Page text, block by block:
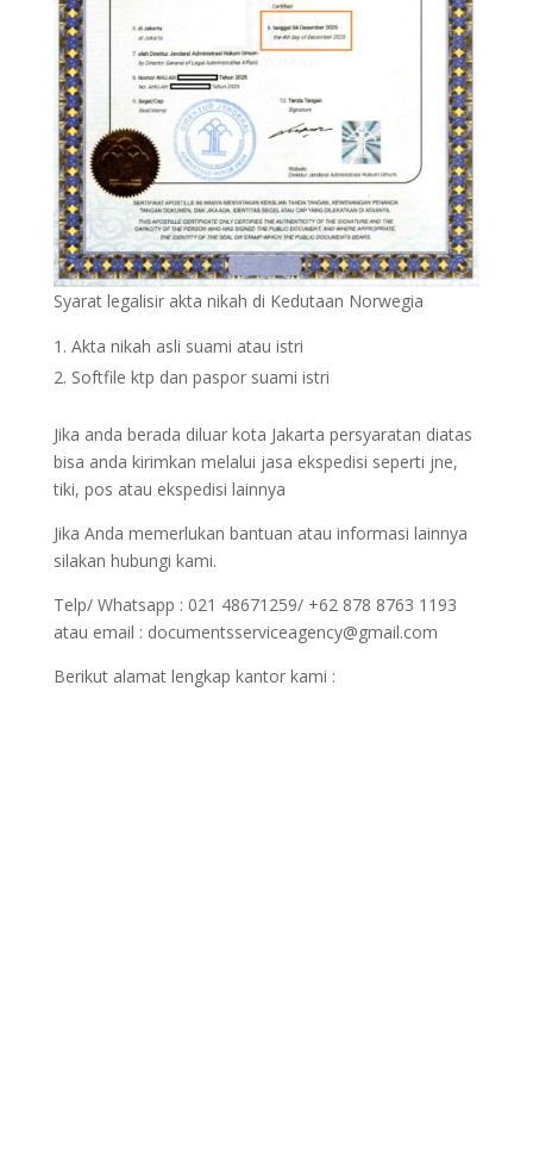
Syarat legalisir akta nikah di Kedutaan Norwegia
Akta nikah asli suami atau istri
Softfile ktp dan paspor suami istri
Jika anda berada diluar kota Jakarta persyaratan diatas
bisa anda kirimkan melalui jasa ekspedisi seperti jne,
tiki, pos atau ekspedisi lainnya
Jika Anda memerlukan bantuan atau informasi lainnya
silakan hubungi kami.
Telp/ Whatsapp : 021 48671259/ +62 878 8763 1193
atau email : documentsserviceagency@gmail.com
Berikut alamat lengkap kantor kami :